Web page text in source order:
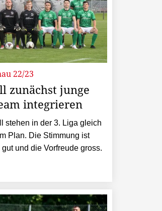
22/23
zunächst junge
integrieren
stehen in der 3. Liga gleich
Plan. Die Stimmung ist
und die Vorfreude gross.